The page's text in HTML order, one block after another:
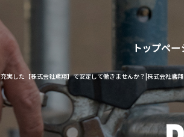
実した【株式会社鳶翔】で安定して働きませんか？|株式会社鳶翔